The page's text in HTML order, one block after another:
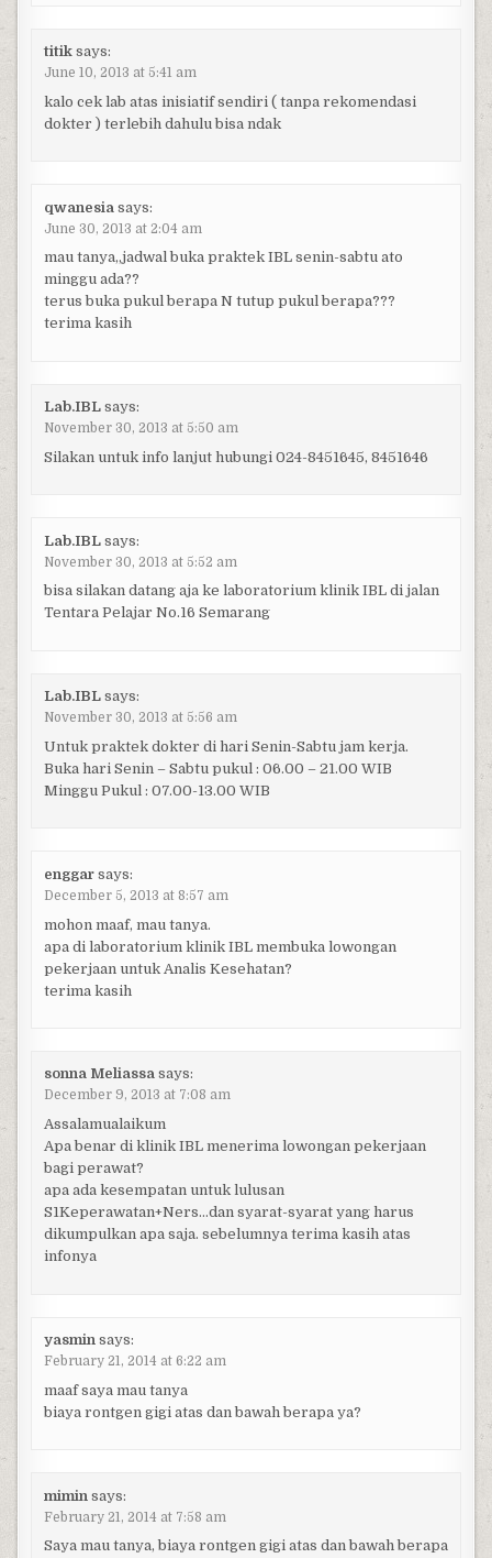
titik says:
June 10, 2013 at 5:41 am
kalo cek lab atas inisiatif sendiri ( tanpa rekomendasi
dokter ) terlebih dahulu bisa ndak
qwanesia says:
June 30, 2013 at 2:04 am
mau tanya,,jadwal buka praktek IBL senin-sabtu ato
minggu ada??
terus buka pukul berapa N tutup pukul berapa???
terima kasih
Lab.IBL says:
November 30, 2013 at 5:50 am
Silakan untuk info lanjut hubungi 024-8451645, 8451646
Lab.IBL says:
November 30, 2013 at 5:52 am
bisa silakan datang aja ke laboratorium klinik IBL di jalan
Tentara Pelajar No.16 Semarang
Lab.IBL says:
November 30, 2013 at 5:56 am
Untuk praktek dokter di hari Senin-Sabtu jam kerja.
Buka hari Senin – Sabtu pukul : 06.00 – 21.00 WIB
Minggu Pukul : 07.00-13.00 WIB
enggar says:
December 5, 2013 at 8:57 am
mohon maaf, mau tanya.
apa di laboratorium klinik IBL membuka lowongan
pekerjaan untuk Analis Kesehatan?
terima kasih
sonna Meliassa says:
December 9, 2013 at 7:08 am
Assalamualaikum
Apa benar di klinik IBL menerima lowongan pekerjaan
bagi perawat?
apa ada kesempatan untuk lulusan
S1Keperawatan+Ners…dan syarat-syarat yang harus
dikumpulkan apa saja. sebelumnya terima kasih atas
infonya
yasmin says:
February 21, 2014 at 6:22 am
maaf saya mau tanya
biaya rontgen gigi atas dan bawah berapa ya?
mimin says:
February 21, 2014 at 7:58 am
Saya mau tanya, biaya rontgen gigi atas dan bawah berapa